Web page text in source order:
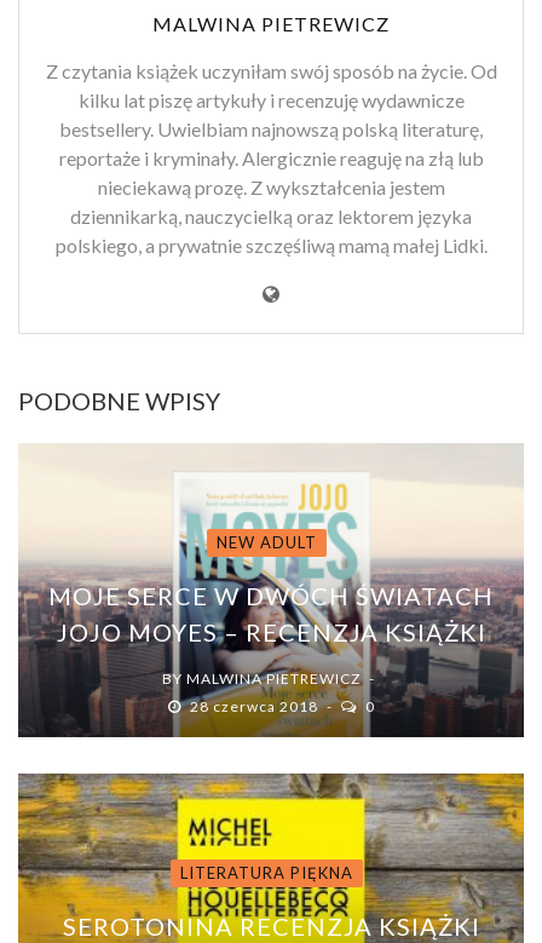
MALWINA PIETREWICZ
Z czytania książek uczyniłam swój sposób na życie. Od
kilku lat piszę artykuły i recenzuję wydawnicze
bestsellery. Uwielbiam najnowszą polską literaturę,
reportaże i kryminały. Alergicznie reaguję na złą lub
nieciekawą prozę. Z wykształcenia jestem
dziennikarką, nauczycielką oraz lektorem języka
polskiego, a prywatnie szczęśliwą mamą małej Lidki.
PODOBNE WPISY
NEW ADULT
MOJE SERCE W DWÓCH ŚWIATACH
JOJO MOYES – RECENZJA KSIĄŻKI
BY MALWINA PIETREWICZ
28 czerwca 2018
0
LITERATURA PIĘKNA
SEROTONINA RECENZJA KSIĄŻKI